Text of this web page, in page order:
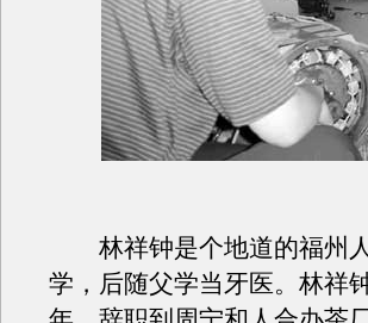
林祥钟是个地道的福州人
学，后随父学当牙医。林祥